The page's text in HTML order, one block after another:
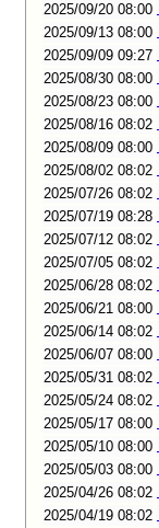
2025/09/20 08:00
2025/09/13 08:00
2025/09/09 09:27
2025/08/30 08:00
2025/08/23 08:00
2025/08/16 08:02
2025/08/09 08:00
2025/08/02 08:02
2025/07/26 08:02
2025/07/19 08:28
2025/07/12 08:02
2025/07/05 08:02
2025/06/28 08:02
2025/06/21 08:00
2025/06/14 08:02
2025/06/07 08:00
2025/05/31 08:02
2025/05/24 08:02
2025/05/17 08:00
2025/05/10 08:00
2025/05/03 08:00
2025/04/26 08:02
2025/04/19 08:02